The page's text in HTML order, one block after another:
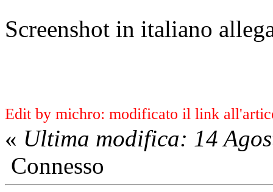
Screenshot in italiano
Edit by michro: modificato il link
« Ultima modifica: 14
Connesso